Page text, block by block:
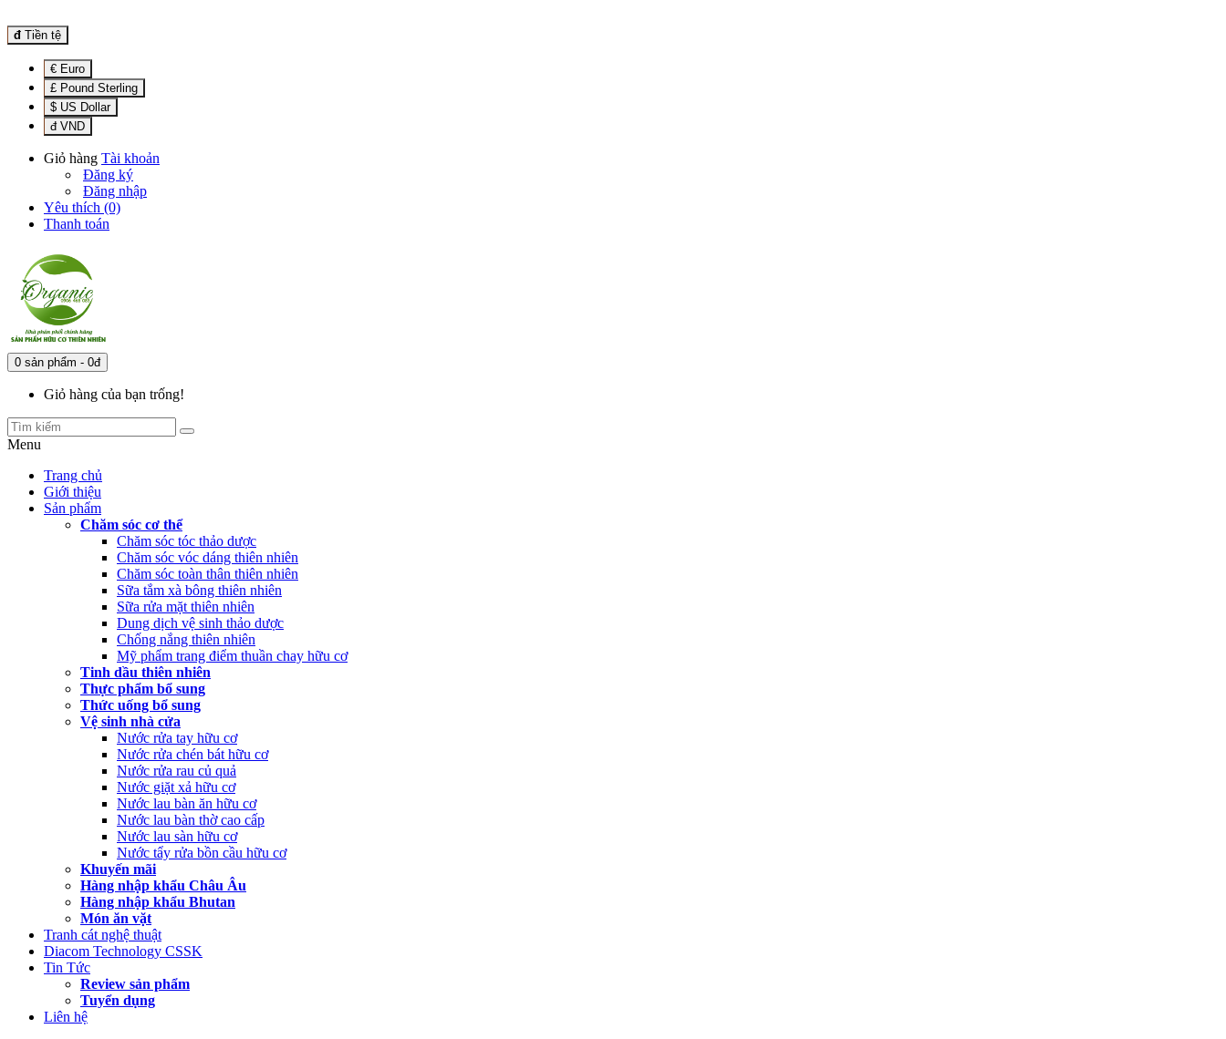
đ Tiền tệ
€ Euro
£ Pound Sterling
$ US Dollar
đ VND
Giỏ hàng Tài khoản
Đăng ký
Đăng nhập
Yêu thích (0)
Thanh toán
0 sản phẩm - 0đ
Giỏ hàng của bạn trống!
Menu
Trang chủ
Giới thiệu
Sản phẩm
Chăm sóc cơ thể
Chăm sóc tóc thảo dược
Chăm sóc vóc dáng thiên nhiên
Chăm sóc toàn thân thiên nhiên
Sữa tắm xà bông thiên nhiên
Sữa rửa mặt thiên nhiên
Dung dịch vệ sinh thảo dược
Chống nắng thiên nhiên
Mỹ phẩm trang điểm thuần chay hữu cơ
Tinh dầu thiên nhiên
Thực phẩm bổ sung
Thức uống bổ sung
Vệ sinh nhà cửa
Nước rửa tay hữu cơ
Nước rửa chén bát hữu cơ
Nước rửa rau củ quả
Nước giặt xả hữu cơ
Nước lau bàn ăn hữu cơ
Nước lau bàn thờ cao cấp
Nước lau sàn hữu cơ
Nước tẩy rửa bồn cầu hữu cơ
Khuyến mãi
Hàng nhập khẩu Châu Âu
Hàng nhập khẩu Bhutan
Món ăn vặt
Tranh cát nghệ thuật
Diacom Technology CSSK
Tin Tức
Review sản phẩm
Tuyển dụng
Liên hệ